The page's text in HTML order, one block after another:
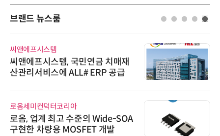
브랜드 뉴스룸
씨앤에프시스템
씨앤에프시스템, 국민연금 치매재
산관리서비스에 ALL# ERP 공급
로옴세미컨덕터코리아
로옴, 업계 최고 수준의 Wide-SOA
구현한 차량용 MOSFET 개발